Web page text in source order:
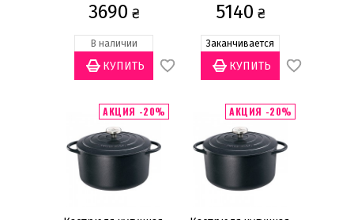
Универсал
(22)
Küchenprofi
Pinti (12)
Ruffoni
(18)
3690 ₴
В наличии
5140 ₴
Заканчивается
АКЦИЯ -20% АКЦИЯ -20%